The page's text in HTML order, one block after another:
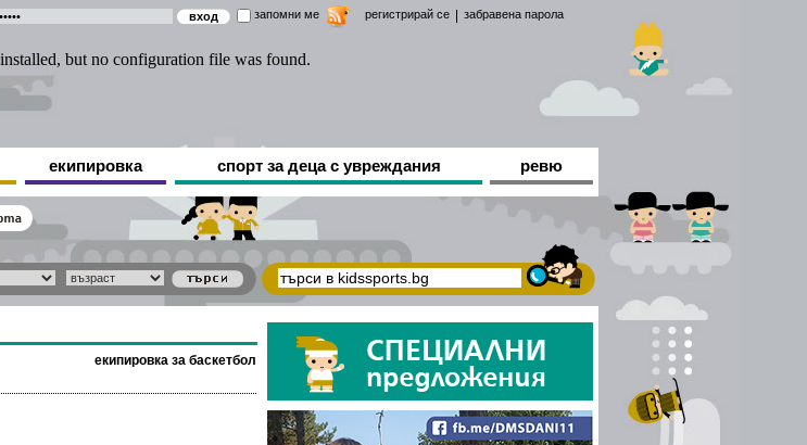
запомни ме регистрирай се забравена парола
екипировка спорт за деца с увреждания ревю
екипировка за баскетбол